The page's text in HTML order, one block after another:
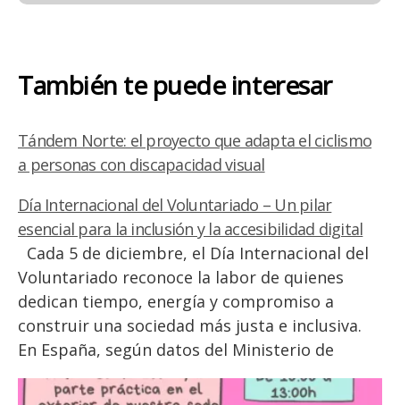
También te puede interesar
Tándem Norte: el proyecto que adapta el ciclismo
a personas con discapacidad visual
Día Internacional del Voluntariado – Un pilar
esencial para la inclusión y la accesibilidad digital
Cada 5 de diciembre, el Día Internacional del
Voluntariado reconoce la labor de quienes
dedican tiempo, energía y compromiso a
construir una sociedad más justa e inclusiva.
En España, según datos del Ministerio de
Derechos Sociales, más de tres millones de
personas participan en actividades de